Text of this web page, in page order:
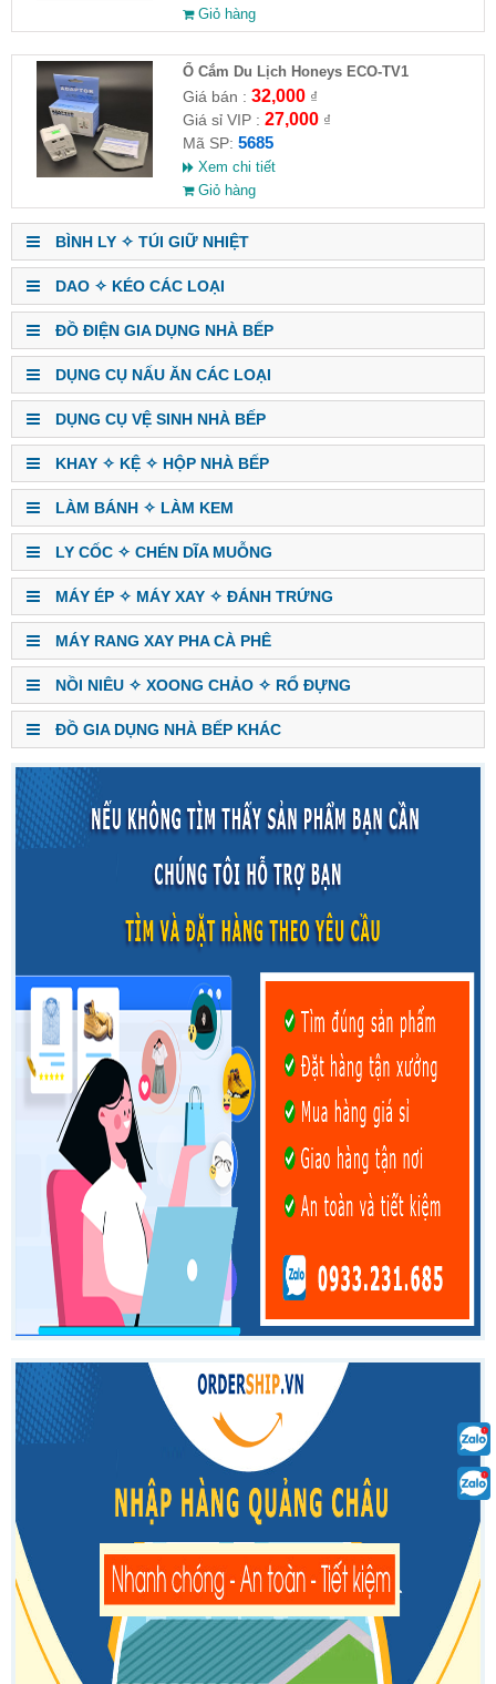
Giỏ hàng
Ổ Cắm Du Lịch Honeys ECO-TV1
Giá bán : 32,000₫
Giá sỉ VIP : 27,000₫
Mã SP: 5685
Xem chi tiết
Giỏ hàng
BÌNH LY ✧ TÚI GIỮ NHIỆT
DAO ✧ KÉO CÁC LOẠI
ĐỒ ĐIỆN GIA DỤNG NHÀ BẾP
DỤNG CỤ NẤU ĂN CÁC LOẠI
DỤNG CỤ VỆ SINH NHÀ BẾP
KHAY ✧ KỆ ✧ HỘP NHÀ BẾP
LÀM BÁNH ✧ LÀM KEM
LY CỐC ✧ CHÉN DĨA MUỖNG
MÁY ÉP ✧ MÁY XAY ✧ ĐÁNH TRỨNG
MÁY RANG XAY PHA CÀ PHÊ
NỒI NIÊU ✧ XOONG CHẢO ✧ RỔ ĐỰNG
ĐỒ GIA DỤNG NHÀ BẾP KHÁC